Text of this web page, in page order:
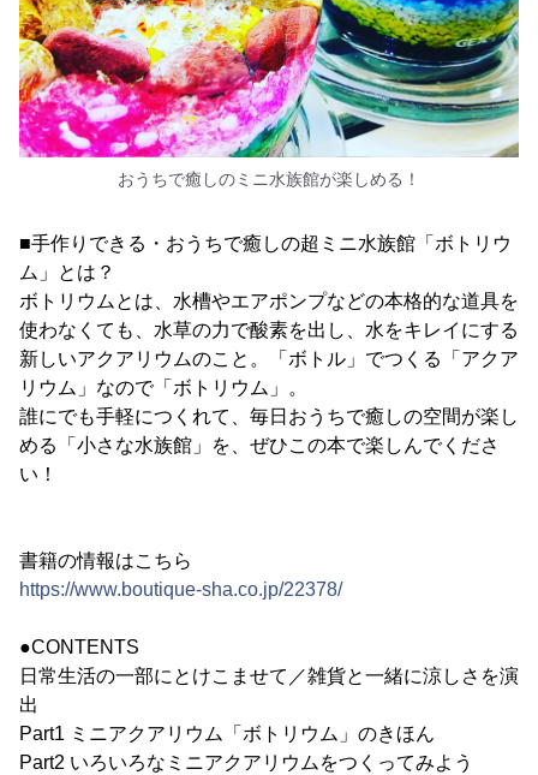
おうちで癒しのミニ水族館が楽しめる！
■手作りできる・おうちで癒しの超ミニ水族館「ボトリウ
ム」とは？
ボトリウムとは、水槽やエアポンプなどの本格的な道具を
使わなくても、水草の力で酸素を出し、水をキレイにする
新しいアクアリウムのこと。「ボトル」でつくる「アクア
リウム」なので「ボトリウム」。
誰にでも手軽につくれて、毎日おうちで癒しの空間が楽し
める「小さな水族館」を、ぜひこの本で楽しんでくださ
い！
書籍の情報はこちら
https://www.boutique-sha.co.jp/22378/
●CONTENTS
日常生活の一部にとけこませて／雑貨と一緒に涼しさを演
出
Part1 ミニアクアリウム「ボトリウム」のきほん
Part2 いろいろなミニアクアリウムをつくってみよう